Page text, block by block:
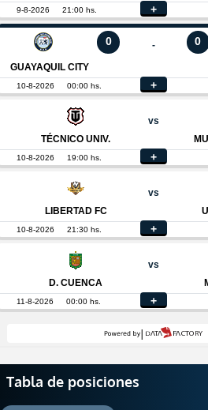
Tabla de posiciones